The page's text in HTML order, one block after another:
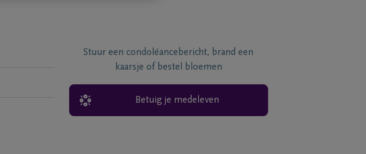
Stuur een condoléancebericht, brand een
kaarsje of bestel bloemen
Betuig je medeleven